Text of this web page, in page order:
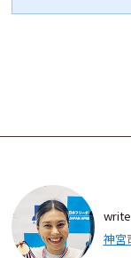
神宮